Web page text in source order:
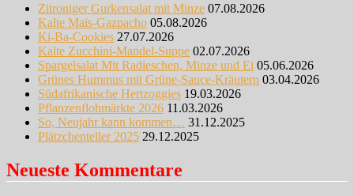
Zitroniger Gurkensalat mit Minze 07.08.2026
Kalte Mais-Gazpacho 05.08.2026
Ki-Ba-Cookies 27.07.2026
Kalte Zucchini-Mandel-Suppe 02.07.2026
Spargelsalat Mit Radieschen, Minze und Ei 05.06.2026
Grünes Hummus mit Grüne-Sauce-Kräutern 03.04.2026
Südafrikanische Hertzoggies 19.03.2026
Pflanzenflohmärkte 2026 11.03.2026
So, Neujahr kann kommen… 31.12.2025
Plätzchenteller 2025 29.12.2025
Neueste Kommentare